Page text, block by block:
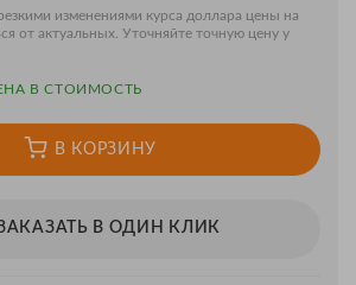
изменениями курса доллара цены на
от актуальных. Уточняйте точную цену у
В СТОИМОСТЬ
В КОРЗИНУ
В ОДИН КЛИК